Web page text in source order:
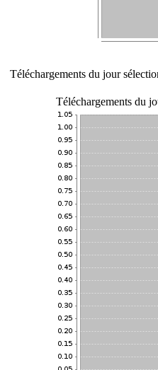
Téléchargements du jour
Téléchargements du